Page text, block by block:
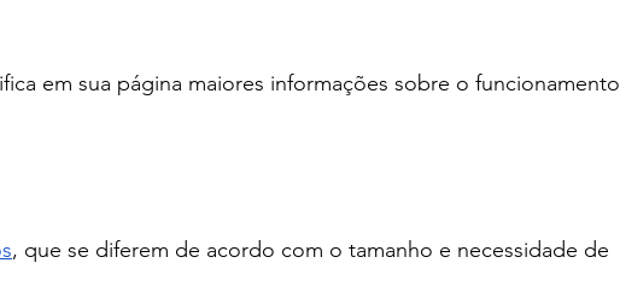
em sua página maiores informações sobre o funcionamento
, que se diferem de acordo com o tamanho e necessidade de